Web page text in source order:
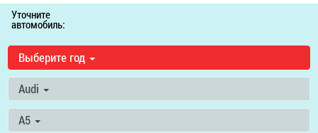
Уточните
автомобиль:
Выберите год
Audi
A5